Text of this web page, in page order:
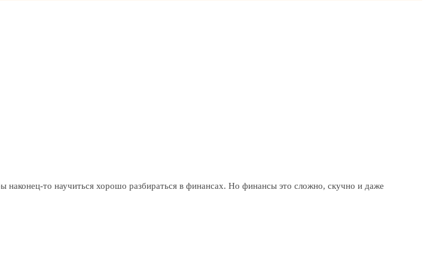
то научиться хорошо разбираться в финансах. Но финансы это сложно, скучно и даже